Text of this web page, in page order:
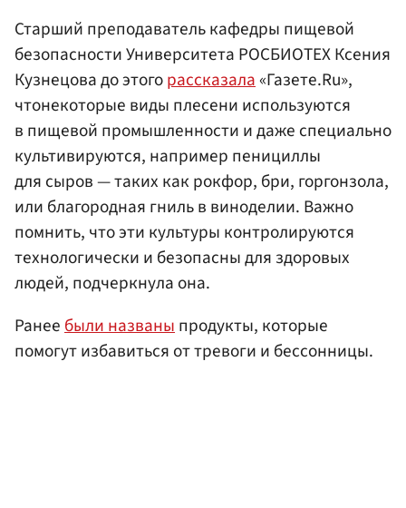
Старший преподаватель кафедры пищевой
безопасности Университета РОСБИОТЕХ Ксения
Кузнецова до этогорассказала«Газете.Ru»,
чтонекоторые виды плесени используются
в пищевой промышленности и даже специально
культивируются, например пенициллы
для сыров — таких как рокфор, бри, горгонзола,
или благородная гниль в виноделии. Важно
помнить, что эти культуры контролируются
технологически и безопасны для здоровых
людей, подчеркнула она.
Ранеебыли названыпродукты, которые
помогут избавиться от тревоги и бессонницы.